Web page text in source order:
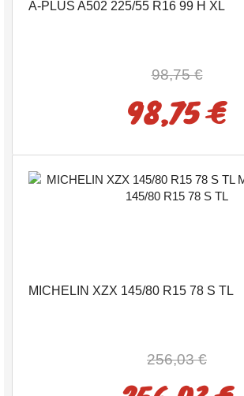
A-PLUS A502 225/55 R16 99 H XL
98,75 €
98,75 €
MICHELIN XZX 145/80 R15 78 S TL
256,03 €